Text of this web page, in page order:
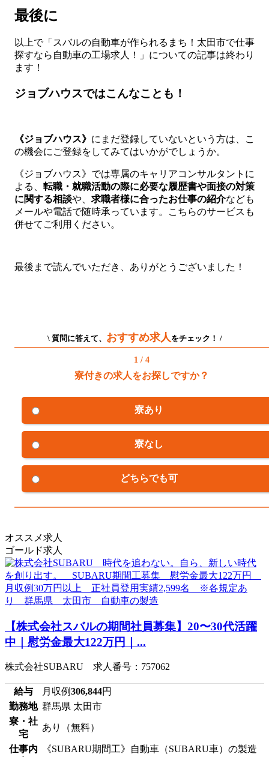
最後に
以上で「スバルの自動車が作られるまち！太田市で仕事
探すなら自動車の工場求人！」についての記事は終わり
ます！
ジョブハウスではこんなことも！
《ジョブハウス》 にまだ登録していないという方は、こ
の機会にご登録をしてみてはいかがでしょうか。
《ジョブハウス》では専属のキャリアコンサルタントに
よる、 転職・就職活動の際に必要な履歴書や面接の対策
に関する相談や、 求職者様に合ったお仕事の紹介なども
メールや電話で随時承っています。こちらのサービスも
併せてご利用ください。
最後まで読んでいただき、ありがとうございました！
\ 質問に答えて、 おすすめ求人 をチェック！ /
1 / 4
寮付きの求人をお探しですか？
寮あり
寮なし
どちらでも可
オススメ求人
ゴールド求人
【株式会社スバルの期間社員募集】20〜30代活躍
中｜慰労金最大122万円｜...
株式会社SUBARU 求人番号：757062
給与 月収例306,844円
勤務地 群馬県 太田市
寮・社
宅
あり（無料）
仕事内
《SUBARU期間工》自動車（SUBARU車）の製造